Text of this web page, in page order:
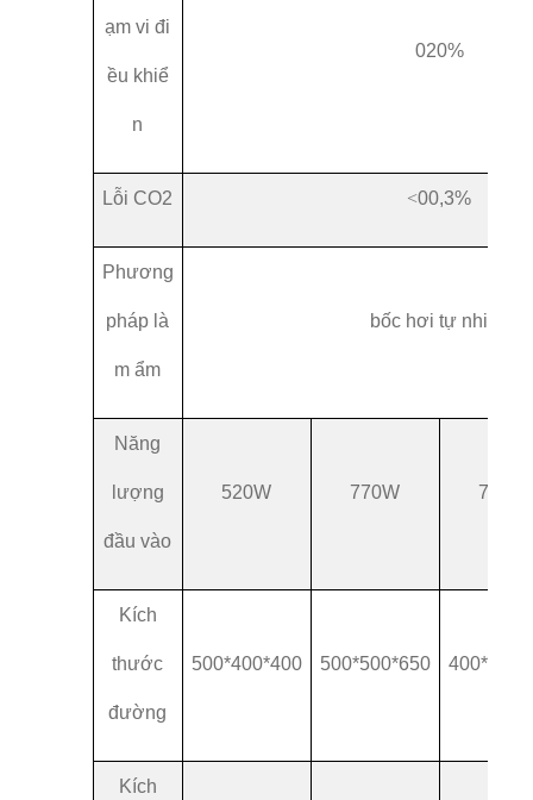
ạm vi đi
ều khiể
n
020%
Lỗi CO2 <00,3%
Phương
pháp là
m ẩm
bốc hơi tự nhiên
Năng
lượng
đầu vào
520W 770W 730W
Kích
thước
đường
500*400*400 500*500*650
Kích